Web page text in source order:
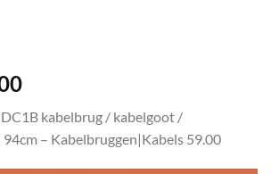
Huidige
is:
€59.00.
kabelbrug / kabelgoot /
– Kabelbruggen|Kabels 59.00